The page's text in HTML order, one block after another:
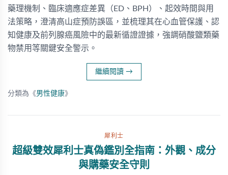
藥理機制、臨床適應症差異（ED、BPH）、起效時間與用
法策略，澄清高山症預防誤區，並梳理其在心血管保護、認
知健康及前列腺癌風險中的最新循證證據，強調硝酸鹽類藥
物禁用等關鍵安全警示。
繼續閱讀 →
分類為《男性健康》
犀利士
超級雙效犀利士真偽鑑別全指南：外觀、成分
與購藥安全守則